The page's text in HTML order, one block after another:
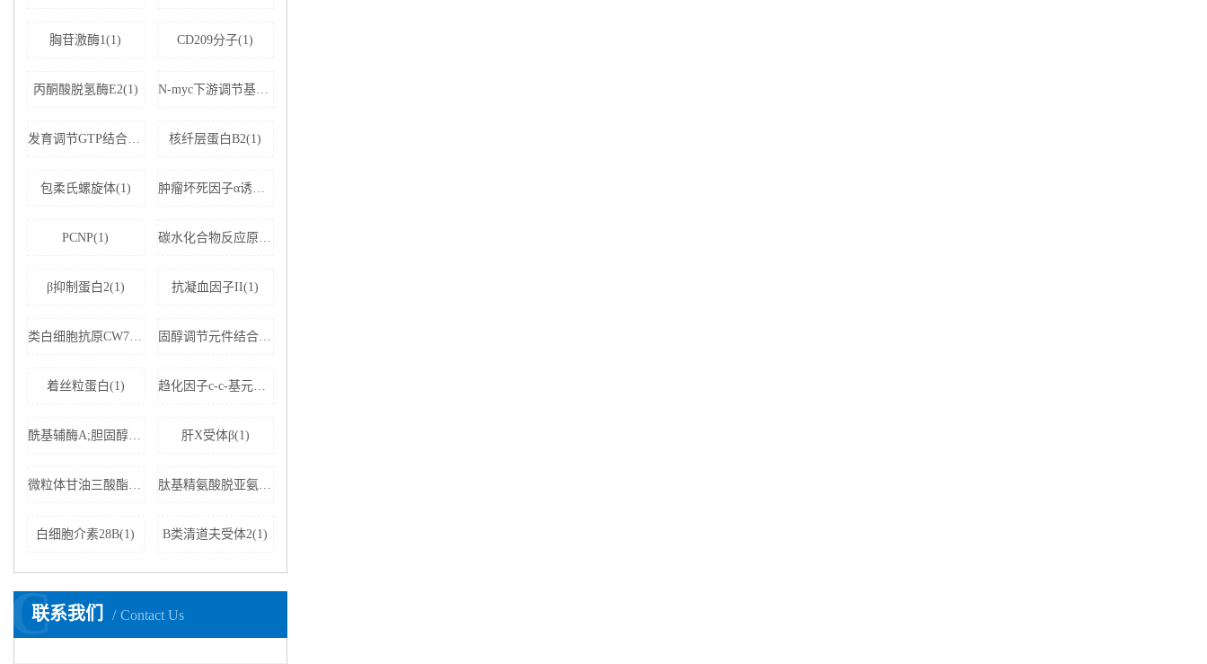
胸苷激酶1(1) CD209分子(1)
丙酮酸脱氢酶E2(1) N-myc下游调节基因2(1)
发育调节GTP结合蛋白2(1) 核纤层蛋白B2(1)
包柔氏螺旋体(1) 肿瘤坏死因子α诱导蛋白8样分子2(1)
PCNP(1) 碳水化合物反应原件结合蛋白(1)
β抑制蛋白2(1) 抗凝血因子II(1)
类白细胞抗原CW7(1) 固醇调节元件结合蛋白裂解激活蛋白抗体(1)
着丝粒蛋白(1) 趋化因子c-c-基元配体19(1)
酰基辅酶A;胆固醇酰基转移酶(1) 肝X受体β(1)
微粒体甘油三酸酯转运蛋白大亚基(1) 肽基精氨酸脱亚氨酶4(1)
白细胞介素28B(1) B类清道夫受体2(1)
联系我们 Contact Us
C